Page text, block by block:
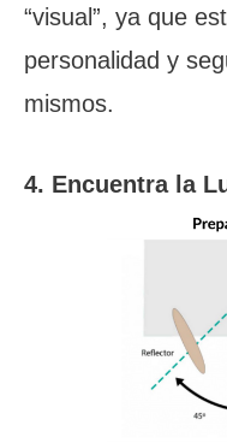
“visual”, ya que
personalidad y
mismos.
4. Encuentra la